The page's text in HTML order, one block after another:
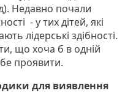
Недавно почали
- у тих дітей, які
лідерські здібності.
що хоча б в одній
проявити.
для виявлення